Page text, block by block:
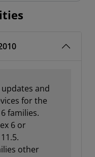
and
for the
families.
6 or
other